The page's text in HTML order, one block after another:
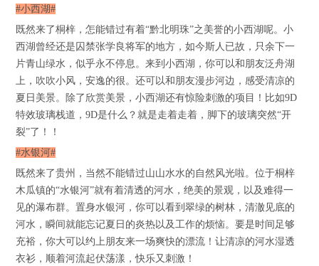
#小西湖#
既然来了桐梓，怎能错过有着“黔北明珠”之美誉的小西湖呢。小
西湖曾经还是囚禁张学良将军的地方，如今斯人已故，只余下一
片青山绿水，似乎永不停息。来到小西湖，你可以和朋友泛舟湖
上，吹吹小风，安逸的很。还可以和朋友漫步河边，感受清凉的
夏日美景。除了欣赏美景，小西湖还有惊险刺激的项目！比如9D
特效玻璃栈道，9D是什么？就是走着走着，脚下的玻璃突然“开
裂”了！！
#水银河#
既然来了贵州，当然不能错过山山水水的自然风光啦。位于桐梓
木瓜镇的“水银河”就有着清透的河水，绝美的景观，以及难得一
见的瀑布群。置身水银河，你可以看到翠绿的树林，清澈见底的
河水，瞬间就能忘记夏日的炎热以及工作的烦恼。要是时间足够
充裕，你大可以约上朋友来一场爽快的漂流！让清凉的河水湿透
衣衫，顺着河流起伏荡漾，快乐又刺激！